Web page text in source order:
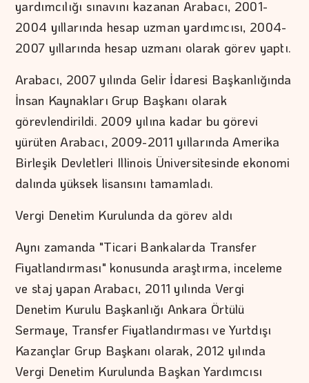
yardımcılığı sınavını kazanan Arabacı, 2001-
2004 yıllarında hesap uzman yardımcısı, 2004-
2007 yıllarında hesap uzmanı olarak görev yaptı.
Arabacı, 2007 yılında Gelir İdaresi Başkanlığında
İnsan Kaynakları Grup Başkanı olarak
görevlendirildi. 2009 yılına kadar bu görevi
yürüten Arabacı, 2009-2011 yıllarında Amerika
Birleşik Devletleri Illinois Üniversitesinde ekonomi
dalında yüksek lisansını tamamladı.
Vergi Denetim Kurulunda da görev aldı
Aynı zamanda "Ticari Bankalarda Transfer
Fiyatlandırması" konusunda araştırma, inceleme
ve staj yapan Arabacı, 2011 yılında Vergi
Denetim Kurulu Başkanlığı Ankara Örtülü
Sermaye, Transfer Fiyatlandırması ve Yurtdışı
Kazançlar Grup Başkanı olarak, 2012 yılında
Vergi Denetim Kurulunda Başkan Yardımcısı